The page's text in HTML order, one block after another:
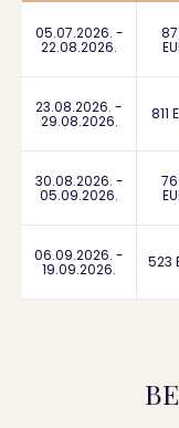
05.07.2026. -
22.08.2026.
23.08.2026. -
29.08.2026. 811
30.08.2026. -
05.09.2026.
06.09.2026. -
19.09.2026. 523